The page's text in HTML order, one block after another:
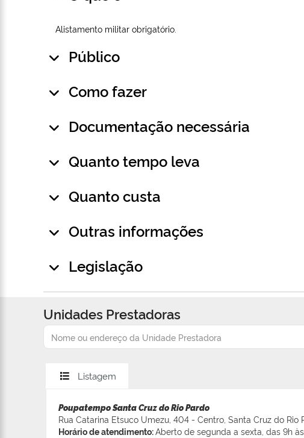
Alistamento militar obrigatório.
Público
Como fazer
Documentação necessária
Quanto tempo leva
Quanto custa
Outras informações
Legislação
Unidades Prestadoras
Listagem
Poupatempo Santa Cruz do Rio Pardo
Rua Catarina Etsuco Umezu, 404 - Centro, Santa Cruz do Rio
Horário de atendimento:Aberto de segunda a sexta, das 9h